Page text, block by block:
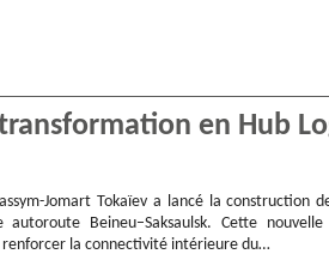
en Hub
Jomart Tokaïev a lancé la construction
Beineu–Saksaulsk. Cette
la connectivité intérieure du…